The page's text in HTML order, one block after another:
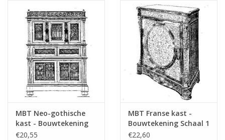
MBT Neo-gothische
kast - Bouwtekening
Schaal 1 : N/A
€20,55
MBT Franse kast -
Bouwtekening Schaal 1
: N/A (45.17.008)
€22,60